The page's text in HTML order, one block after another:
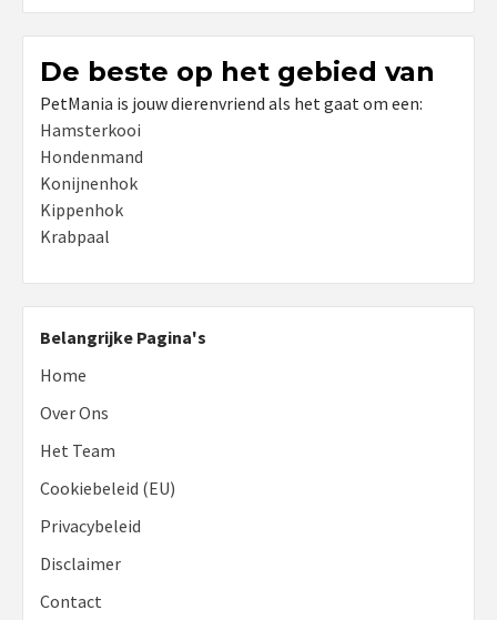
De beste op het gebied van
PetMania is jouw dierenvriend als het gaat om een:
Hamsterkooi
Hondenmand
Konijnenhok
Kippenhok
Krabpaal
Belangrijke Pagina's
Home
Over Ons
Het Team
Cookiebeleid (EU)
Privacybeleid
Disclaimer
Contact